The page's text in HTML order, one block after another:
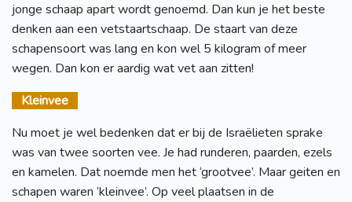
jonge schaap apart wordt genoemd. Dan kun je het beste
denken aan een vetstaartschaap. De staart van deze
schapensoort was lang en kon wel 5 kilogram of meer
wegen. Dan kon er aardig wat vet aan zitten!
Kleinvee
Nu moet je wel bedenken dat er bij de Israëlieten sprake
was van twee soorten vee. Je had runderen, paarden, ezels
en kamelen. Dat noemde men het ‘grootvee’. Maar geiten en
schapen waren ‘kleinvee’. Op veel plaatsen in de